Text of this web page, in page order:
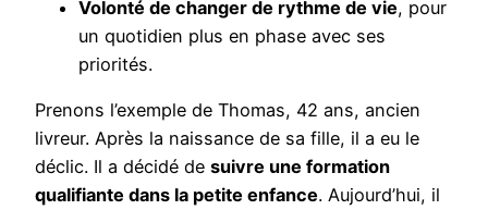
Volonté de changer de rythme de vie, pour
un quotidien plus en phase avec ses
priorités.
Prenons l’exemple de Thomas, 42 ans, ancien
livreur. Après la naissance de sa fille, il a eu le
déclic. Il a décidé de suivre une formation
qualifiante dans la petite enfance. Aujourd’hui, il